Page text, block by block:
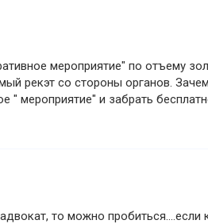
мероприятие" по отъему
рекэт со стороны органов.
" мероприятие" и забрать
то можно пробиться....если